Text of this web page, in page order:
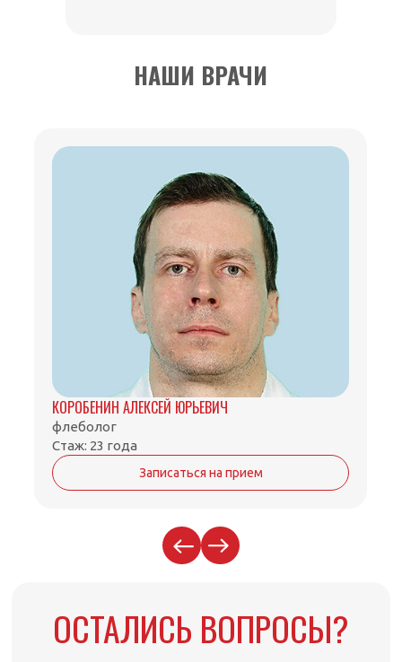
НАШИ ВРАЧИ
КОРОБЕНИН АЛЕКСЕЙ ЮРЬЕВИЧ
флеболог
Стаж: 23 года
Записаться на прием
ОСТАЛИСЬ ВОПРОСЫ?